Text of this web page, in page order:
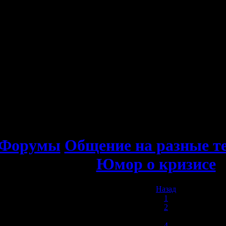
Общение на разные
Юмор о кризисе
Назад
1
2